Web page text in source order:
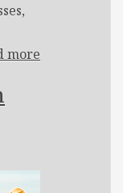
more